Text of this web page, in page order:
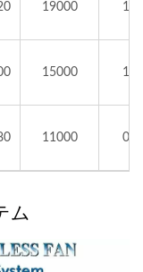
19000
15000
11000
ム